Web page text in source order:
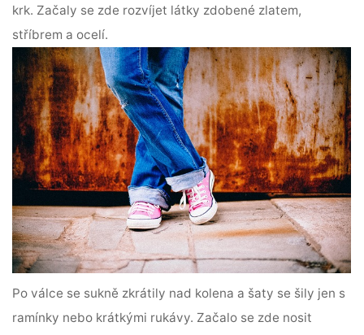
krk. Začaly se zde rozvíjet látky zdobené zlatem,
stříbrem a ocelí.
Po válce se sukně zkrátily nad kolena a šaty se šily jen s
ramínky nebo krátkými rukávy. Začalo se zde nosit